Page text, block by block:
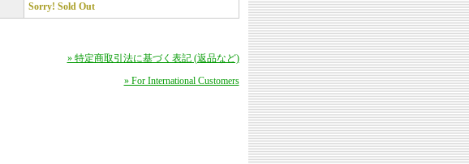
Sorry! Sold Out
» 特定商取引法に基づく表記 (返品など)
» For International Customers